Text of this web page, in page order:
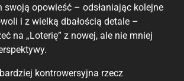
swoją opowieść – odsłaniając kolejne
i z wielką dbałością detale –
na „Loterię” z nowej, ale nie mniej
kontrowersyjna rzecz